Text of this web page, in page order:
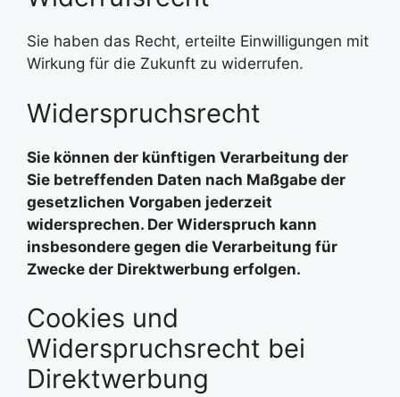
Sie haben das Recht, erteilte Einwilligungen mit
Wirkung für die Zukunft zu widerrufen.
Widerspruchsrecht
Sie können der künftigen Verarbeitung der
Sie betreffenden Daten nach Maßgabe der
gesetzlichen Vorgaben jederzeit
widersprechen. Der Widerspruch kann
insbesondere gegen die Verarbeitung für
Zwecke der Direktwerbung erfolgen.
Cookies und
Widerspruchsrecht bei
Direktwerbung